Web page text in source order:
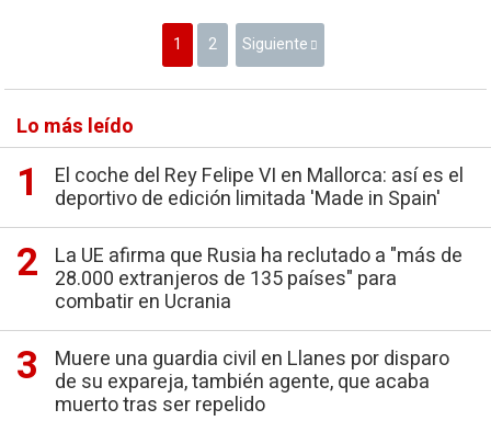
1 2 Siguiente
Lo más leído
El coche del Rey Felipe VI en Mallorca: así es el
deportivo de edición limitada 'Made in Spain'
La UE afirma que Rusia ha reclutado a "más de
28.000 extranjeros de 135 países" para
combatir en Ucrania
Muere una guardia civil en Llanes por disparo
de su expareja, también agente, que acaba
muerto tras ser repelido